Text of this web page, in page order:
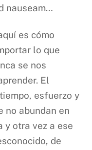
nauseam…
es cómo
lo que
se nos
El
esfuerzo y
no abundan en
y otra vez a ese
de